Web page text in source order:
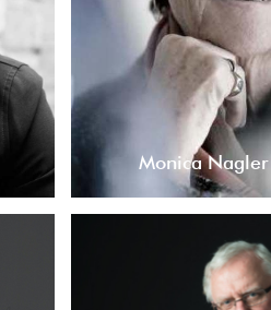
Monica